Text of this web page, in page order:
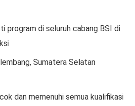
program di seluruh cabang BSI di
Sumatera Selatan
dan memenuhi semua kualifikasi